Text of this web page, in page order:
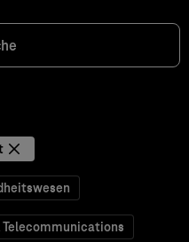
Telecommunications